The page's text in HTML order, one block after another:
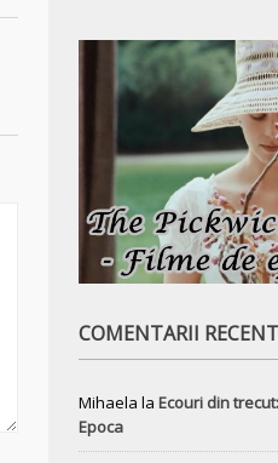
COMENTARII
Mihaela la Ecouri din
Epoca